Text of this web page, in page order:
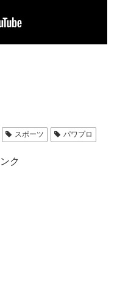
スポーツ パワプロ
ク